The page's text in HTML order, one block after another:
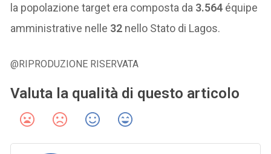
la popolazione target era composta da 3.564 équipe
amministrative nelle 32 nello Stato di Lagos.
@RIPRODUZIONE RISERVATA
Valuta la qualità di questo articolo